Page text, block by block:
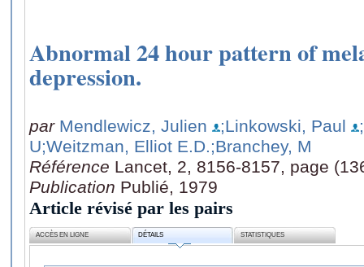
Abnormal 24 hour pattern of
depression.
par Mendlewicz, Julien ;Linkowski, Paul
U;Weitzman, Elliot E.D.;Branchey, M
Référence Lancet, 2, 8156-8157, page
Publication Publié, 1979
Article révisé par les pairs
ACCÈS EN LIGNE DÉTAILS STATISTIQUES